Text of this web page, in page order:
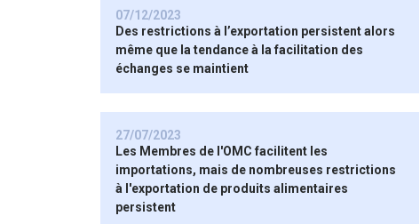
07/12/2023
Des restrictions à l’exportation persistent alors
même que la tendance à la facilitation des
échanges se maintient
27/07/2023
Les Membres de l'OMC facilitent les
importations, mais de nombreuses restrictions
à l'exportation de produits alimentaires
persistent